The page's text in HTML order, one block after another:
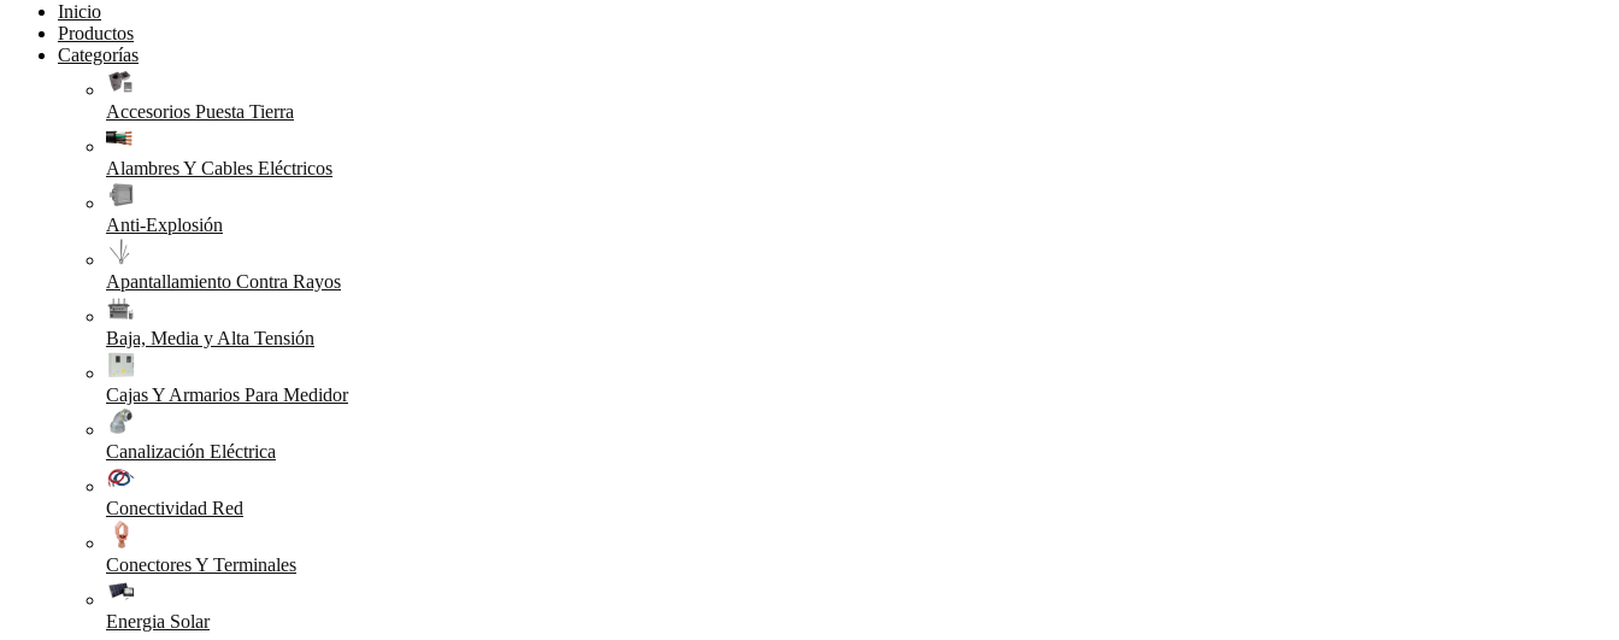
Inicio
Productos
Categorías
Accesorios Puesta Tierra
Alambres Y Cables Eléctricos
Anti-Explosión
Apantallamiento Contra Rayos
Baja, Media y Alta Tensión
Cajas Y Armarios Para Medidor
Canalización Eléctrica
Conectividad Red
Conectores Y Terminales
Energia Solar